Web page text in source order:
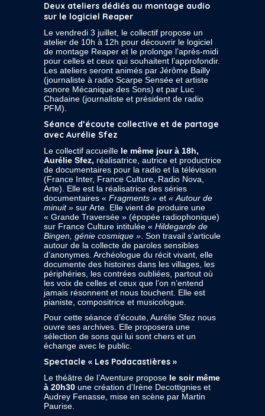
Deux ateliers dédiés au montage audio
sur le logiciel Reaper
Le vendredi 3 juillet, le collectif propose un
atelier de 10h à 12h pour découvrir le logiciel
de montage Reaper et le prolonge l’après-midi
pour celles et ceux qui souhaitent l’approfondir.
Les ateliers seront animés par Jérôme Bailly
(journaliste à radio Scarpe Sensée et artiste
sonore Mécanique des Sons) et par Luc
Chadaine (journaliste et président de radio
PFM).
Séance d’écoute collective et de partage
avec Aurélie Sfez
Le collectif accueille le même jour à 18h,
Aurélie Sfez, réalisatrice, autrice et productrice
de documentaires pour la radio et la télévision
(France Inter, France Culture, Radio Nova,
Arte). Elle est la réalisatrice des séries
documentaires « Fragments » et « Autour de
minuit » sur Arte. Elle vient de produire une
« Grande Traversée » (épopée radiophonique)
sur France Culture intitulée « Hildegarde de
Bingen, génie cosmique ». Son travail s’articule
autour de la collecte de paroles sensibles
d’anonymes. Archéologue du récit vivant, elle
documente des histoires dans les villages, les
périphéries, les contrées oubliées, partout où
les voix de celles et ceux que l’on n’entend
jamais résonnent et nous touchent. Elle est
pianiste, compositrice et musicologue.
Pour cette séance d’écoute, Aurélie Sfez nous
ouvre ses archives. Elle proposera une
sélection de sons qui lui sont chers et un
échange avec le public.
Spectacle « Les Podacastières »
Le théâtre de l’Aventure propose le soir même
à 20h30 une création d’Irène Decottignies et
Audrey Fenasse, mise en scène par Martin
Paurise.